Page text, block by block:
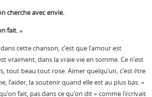
cherche avec envie.
fait. »
cette chanson, c’est que l’amour est
vraiment, dans la vraie vie en somme. Ce n’est
tout beau tout rose. Aimer quelqu’un, c’est être
l’aider, la soutenir quand elle est au plus bas. «
fait, pas dans ce qu’on dit » comme l’écrivait